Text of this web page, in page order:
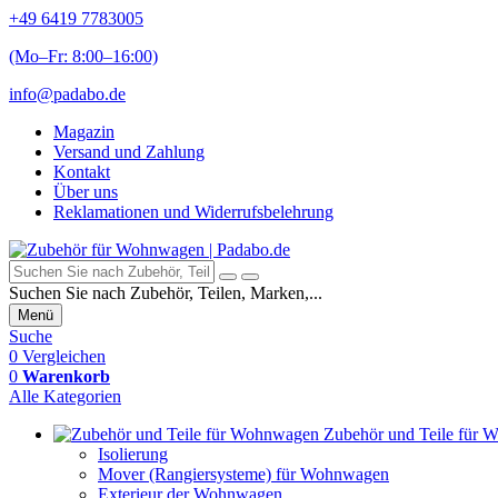
+49 6419 7783005
(Mo–Fr: 8:00–16:00)
info@padabo.de
Magazin
Versand und Zahlung
Kontakt
Über uns
Reklamationen und Widerrufsbelehrung
Suchen Sie nach Zubehör, Teilen, Marken,...
Menü
Suche
0 Vergleichen
0 Warenkorb
Alle Kategorien
Zubehör und Teile für
Isolierung
Mover (Rangiersysteme) für Wohnwagen
Exterieur der Wohnwagen